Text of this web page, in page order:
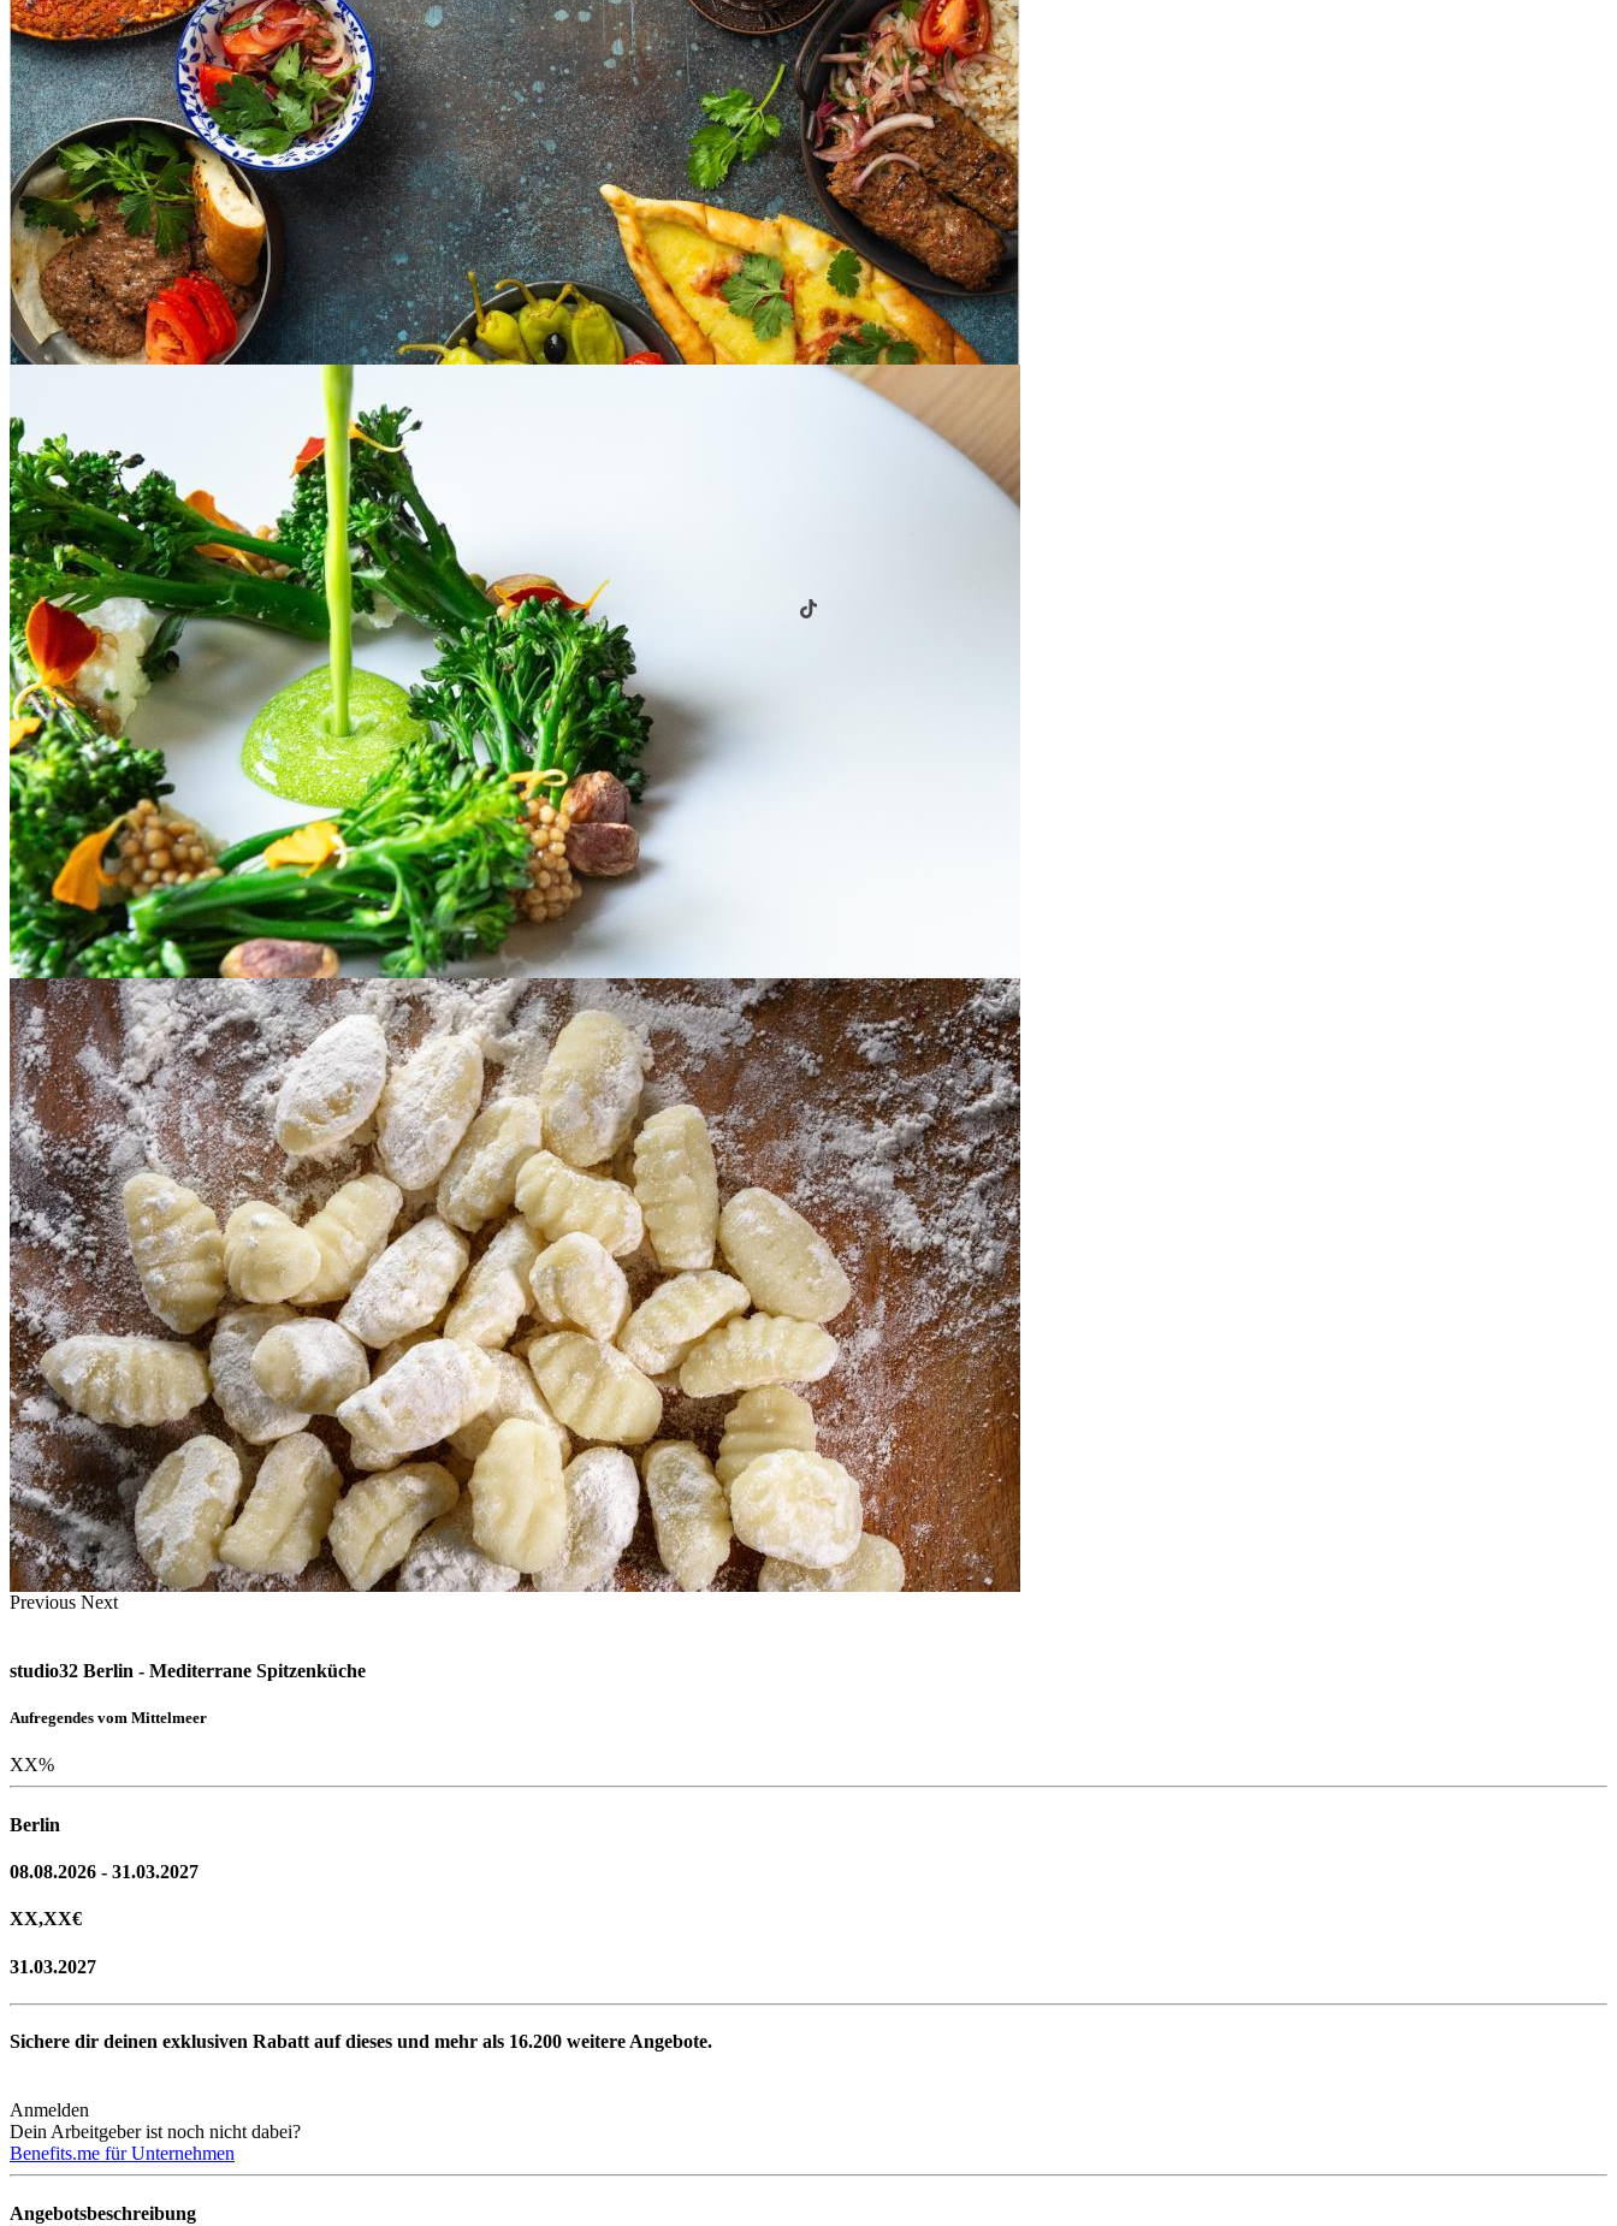
Previous Next
studio32 Berlin - Mediterrane Spitzenküche
Aufregendes vom Mittelmeer
XX%
Berlin
08.08.2026 - 31.03.2027
XX,XX€
31.03.2027
Sichere dir deinen exklusiven Rabatt auf dieses und mehr als 16.200 weitere Angebote.
Anmelden
Dein Arbeitgeber ist noch nicht dabei?
Benefits.me für Unternehmen
Angebotsbeschreibung